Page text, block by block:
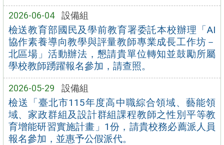
2026-06-04 設備組
檢送教育部國民及學前教育署委託本校辦理「AI
協作素養導向教學與評量教師專業成長工作坊－
北區場」活動辦法，懇請貴單位轉知並鼓勵所屬
學校教師踴躍報名參加，請查照。
2026-05-29 設備組
檢送「臺北市115年度高中職綜合領域、藝能領
域、家政群組及設計群組課程教師之性別平等教
育增能研習實施計畫」1份，請貴校務必薦派人員
報名參加，並惠予公假派代。